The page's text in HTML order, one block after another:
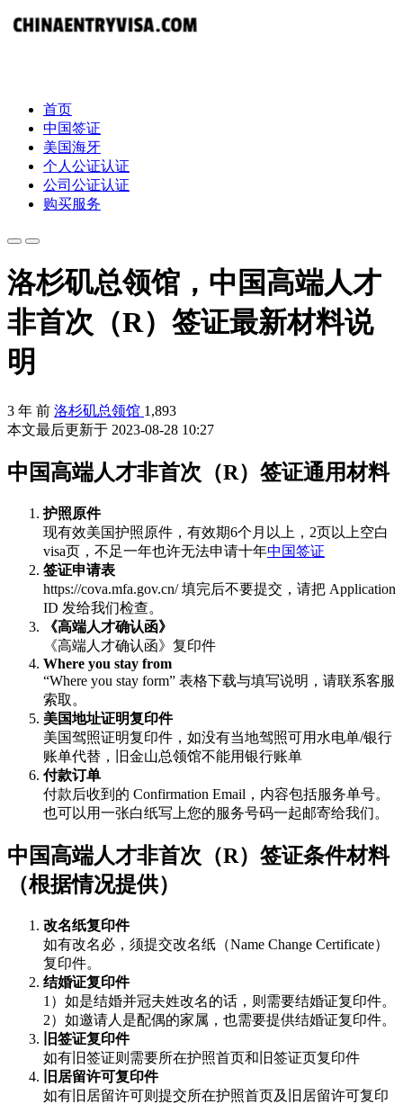
首页
中国签证
美国海牙
个人公证认证
公司公证认证
购买服务
洛杉矶总领馆，中国高端人才
非首次（R）签证最新材料说
明
3 年 前 洛杉矶总领馆 1,893
本文最后更新于 2023-08-28 10:27
中国高端人才非首次（R）签证通用材料
护照原件
现有效美国护照原件，有效期6个月以上，2页以上空白
visa页，不足一年也许无法申请十年中国签证
签证申请表
https://cova.mfa.gov.cn/ 填完后不要提交，请把 Application
ID 发给我们检查。
《高端人才确认函》
《高端人才确认函》复印件
Where you stay from
“Where you stay form” 表格下载与填写说明，请联系客服
索取。
美国地址证明复印件
美国驾照证明复印件，如没有当地驾照可用水电单/银行
账单代替，旧金山总领馆不能用银行账单
付款订单
付款后收到的 Confirmation Email，内容包括服务单号。
也可以用一张白纸写上您的服务号码一起邮寄给我们。
中国高端人才非首次（R）签证条件材料
（根据情况提供）
改名纸复印件
如有改名必，须提交改名纸（Name Change Certificate）
复印件。
结婚证复印件
1）如是结婚并冠夫姓改名的话，则需要结婚证复印件。
2）如邀请人是配偶的家属，也需要提供结婚证复印件。
旧签证复印件
如有旧签证则需要所在护照首页和旧签证页复印件
旧居留许可复印件
如有旧居留许可则提交所在护照首页及旧居留许可复印